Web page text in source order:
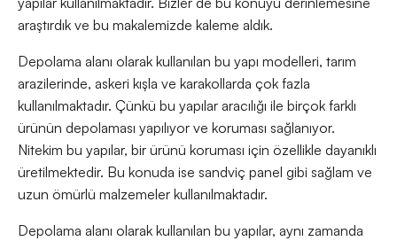
araştırdık ve bu makalemizde kaleme aldık.
Depolama alanı olarak kullanılan bu yapı modelleri, tarım
arazilerinde, askeri kışla ve karakollarda çok fazla
kullanılmaktadır. Çünkü bu yapılar aracılığı ile birçok farklı
ürünün depolaması yapılıyor ve koruması sağlanıyor.
Nitekim bu yapılar, bir ürünü koruması için özellikle dayanıklı
üretilmektedir. Bu konuda ise sandviç panel gibi sağlam ve
uzun ömürlü malzemeler kullanılmaktadır.
Depolama alanı olarak kullanılan bu yapılar, aynı zamanda